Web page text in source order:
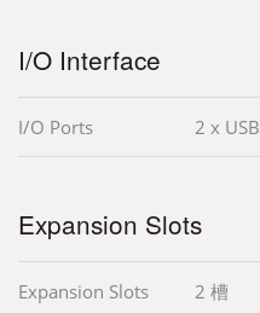
I/O Interface
I/O Ports 2 x USB
Expansion Slots
Expansion Slots 2 槽